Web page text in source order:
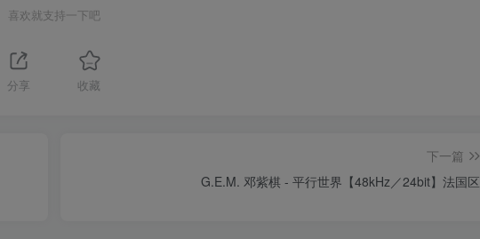
喜欢就支持一下吧
分享 收藏
下一篇
G.E.M. 邓紫棋 - 平行世界【48kHz／24bit】法国区